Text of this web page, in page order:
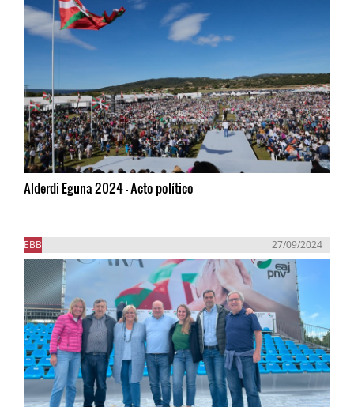
Alderdi Eguna 2024 - Acto político
EBB 27/09/2024